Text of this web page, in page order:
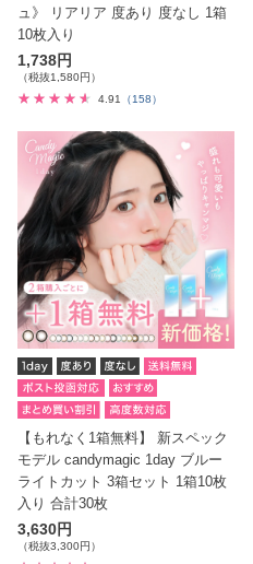
ュ》 リアリア 度あり 度なし 1箱
10枚入り
1,738円
（税抜1,580円）
4.91
（158）
【もれなく1箱無料】 新スペック
モデル candymagic 1day ブルー
ライトカット 3箱セット 1箱10枚
入り 合計30枚
3,630円
（税抜3,300円）